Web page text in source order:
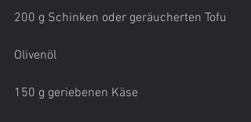
200 g Schinken oder geräucherten Tofu
Olivenöl
150 g geriebenen Käse